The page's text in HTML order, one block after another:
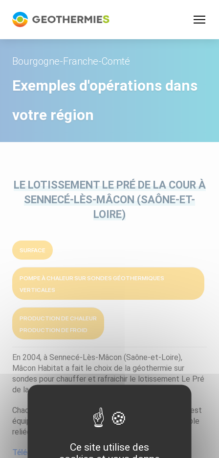
Bourgogne-Franche-Comté
Exemples d'opérations dans
votre région
LE LOTISSEMENT LE PRÉ DE LA COUR À
SENNECÉ-LÈS-MÂCON (SAÔNE-ET-
LOIRE)
SURFACE
POMPE À CHALEUR SUR SONDES GÉOTHERMIQUES
VERTICALES
PRODUCTION DE CHALEUR
PRODUCTION DE FROID
En 2004, à Sennecé-Lès-Mâcon (Saône-et-Loire),
Mâcon Habitat a fait le choix de la géothermie sur
sondes pour chauffer et rafraichir le lotissement Le Pré
de la Cour.
Chacun des 10 pavillons constituant le lotissement est
équipé d'une pompe à chaleur géothermique réversible
reliée à une sonde géothermique verticale.
Télécharger la fiche descriptive de l'ADEME
Ce site utilise des